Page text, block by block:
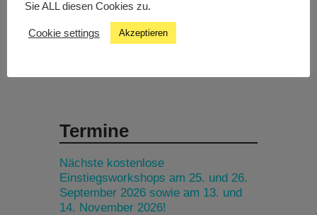
Studiochat
Termine
Nächste kostenlose
Einstiegsworkshops am 25. und 26.
September 2026 sowie am 13. und
14. November 2026!
Sie ALL diesen Cookies zu.
Cookie settings Akzeptieren